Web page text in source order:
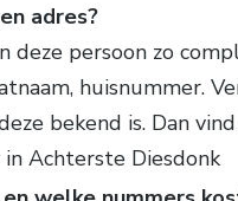
adres?
deze persoon zo
huisnummer.
bekend is. Dan
Achterste Diesdonk